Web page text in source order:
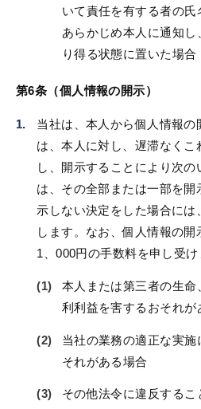
いて責任を有する者の氏
あらかじめ本人に通知
り得る状態に置いた場合
第6条（個人情報の開示）
当社は、本人から個人情報の
は、本人に対し、遅滞なく
し、開示することにより次
は、その全部または一部を開
示しない決定をした場合には
します。なお、個人情報の
1、000円の手数料を申し受け
本人または第三者の生
利利益を害するおそれが
当社の業務の適正な実
それがある場合
その他法令に違反するこ